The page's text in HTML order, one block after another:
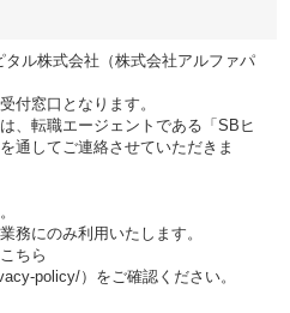
ル株式会社（株式会社アルファパ
付窓口となります。
、転職エージェントである「SBヒ
通してご連絡させていただきま
務にのみ利用いたします。
ちら
policy/）をご確認ください。